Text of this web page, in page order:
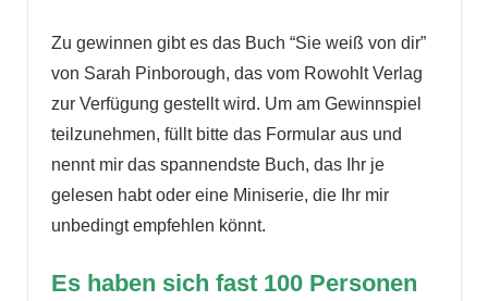
Zu gewinnen gibt es das Buch “Sie weiß von dir”
von Sarah Pinborough, das vom Rowohlt Verlag
zur Verfügung gestellt wird. Um am Gewinnspiel
teilzunehmen, füllt bitte das Formular aus und
nennt mir das spannendste Buch, das Ihr je
gelesen habt oder eine Miniserie, die Ihr mir
unbedingt empfehlen könnt.
Es haben sich fast 100 Personen